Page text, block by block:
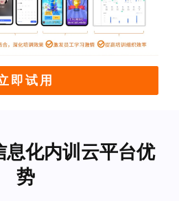
即试用
息化内训云平台优
势